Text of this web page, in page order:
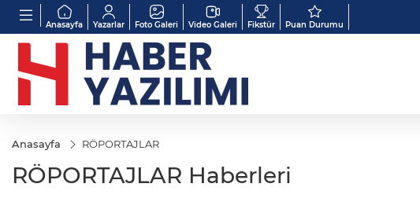
Anasayfa Yazarlar Foto Galeri Video Galeri Fikstür Puan Durumu
Anasayfa RÖPORTAJLAR
RÖPORTAJLAR Haberleri